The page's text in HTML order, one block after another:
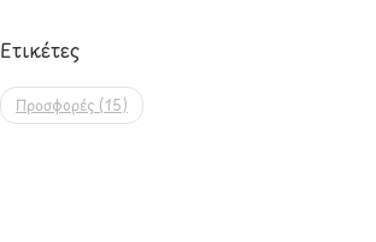
Ετικέτες
Προσφορές (15)